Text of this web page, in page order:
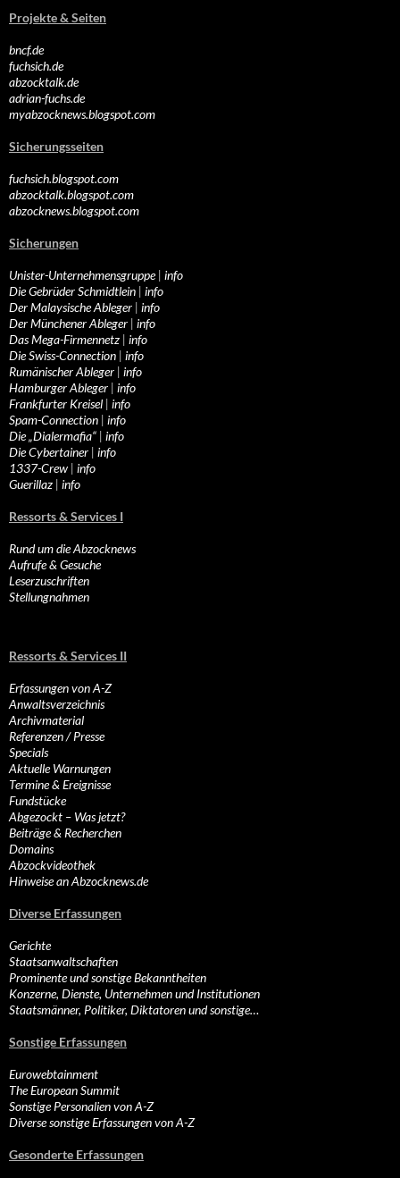
Projekte & Seiten
bncf.de
fuchsich.de
abzocktalk.de
adrian-fuchs.de
myabzocknews.blogspot.com
Sicherungsseiten
fuchsich.blogspot.com
abzocktalk.blogspot.com
abzocknews.blogspot.com
Sicherungen
Unister-Unternehmensgruppe| info
Die Gebrüder Schmidtlein | info
Der Malaysische Ableger | info
Der Münchener Ableger | info
Das Mega-Firmennetz | info
Die Swiss-Connection | info
Rumänischer Ableger | info
Hamburger Ableger | info
Frankfurter Kreisel | info
Spam-Connection | info
Die „Dialermafia“ | info
Die Cybertainer | info
1337-Crew | info
Guerillaz | info
Ressorts & Services I
Rund um die Abzocknews
Aufrufe & Gesuche
Leserzuschriften
Stellungnahmen
Ressorts & Services II
Erfassungen von A-Z
Anwaltsverzeichnis
Archivmaterial
Referenzen / Presse
Specials
Aktuelle Warnungen
Termine & Ereignisse
Fundstücke
Abgezockt – Was jetzt?
Beiträge & Recherchen
Domains
Abzockvideothek
Hinweise an Abzocknews.de
Diverse Erfassungen
Gerichte
Staatsanwaltschaften
Prominente und sonstige Bekanntheiten
Konzerne, Dienste, Unternehmen und Institutionen
Staatsmänner, Politiker, Diktatoren und sonstige…
Sonstige Erfassungen
Eurowebtainment
The European Summit
Sonstige Personalien von A-Z
Diverse sonstige Erfassungen von A-Z
Gesonderte Erfassungen